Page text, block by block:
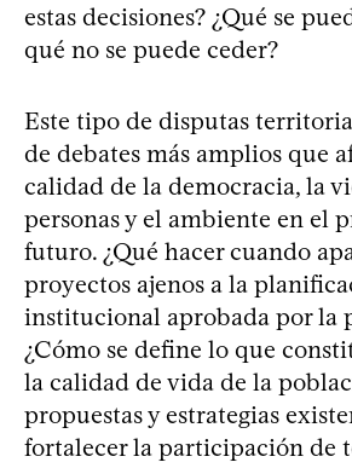
estas decisiones? ¿Qué se
qué no se puede ceder?
Este tipo de disputas
de debates más amplios que
calidad de la democracia, la
personas y el ambiente en el
futuro. ¿Qué hacer cuando
proyectos ajenos a la
institucional aprobada por la
¿Cómo se define lo que
la calidad de vida de la
propuestas y estrategias
fortalecer la participación de